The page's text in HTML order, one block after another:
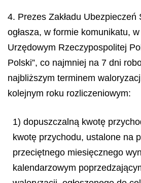
4. Prezes Zakładu Ubezpieczeń
ogłasza, w formie komunikatu,
Urzędowym Rzeczypospolitej
Polski”, co najmniej na 7 dni
najbliższym terminem
kolejnym roku rozliczeniowym:
1) dopuszczalną kwotę
kwotę przychodu, ustalone na
przeciętnego miesięcznego
kalendarzowym